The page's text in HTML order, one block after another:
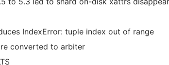
IndexError: tuple index out of range
converted to arbiter